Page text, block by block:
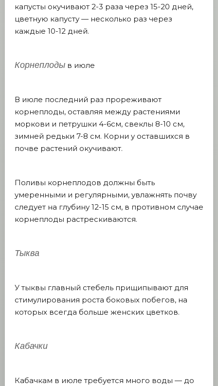
капусты окучивают 2-3 раза через 15-20 дней,
цветную капусту — несколько раз через
каждые 10-12 дней.
Корнеплоды в июле
В июле последний раз прореживают
корнеплоды, оставляя между растениями
моркови и петрушки 4-6см, свеклы 8-10 см,
зимней редьки 7-8 см. Корни у оставшихся в
почве растений окучивают.
Поливы корнеплодов должны быть
умеренными и регулярными, увлажнять почву
следует на глубину 12-15 см, в противном случае
корнеплоды растрескиваются.
Тыква
У тыквы главный стебель прищипывают для
стимулирования роста боковых побегов, на
которых всегда больше женских цветков.
Кабачки
Кабачкам в июле требуется много воды — до